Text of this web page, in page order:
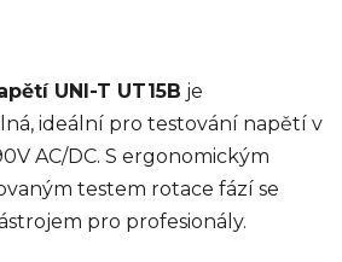
UNI-T UT15B je
ideální pro testování napětí v
AC/DC. S ergonomickým
testem rotace fází se
pro profesionály.